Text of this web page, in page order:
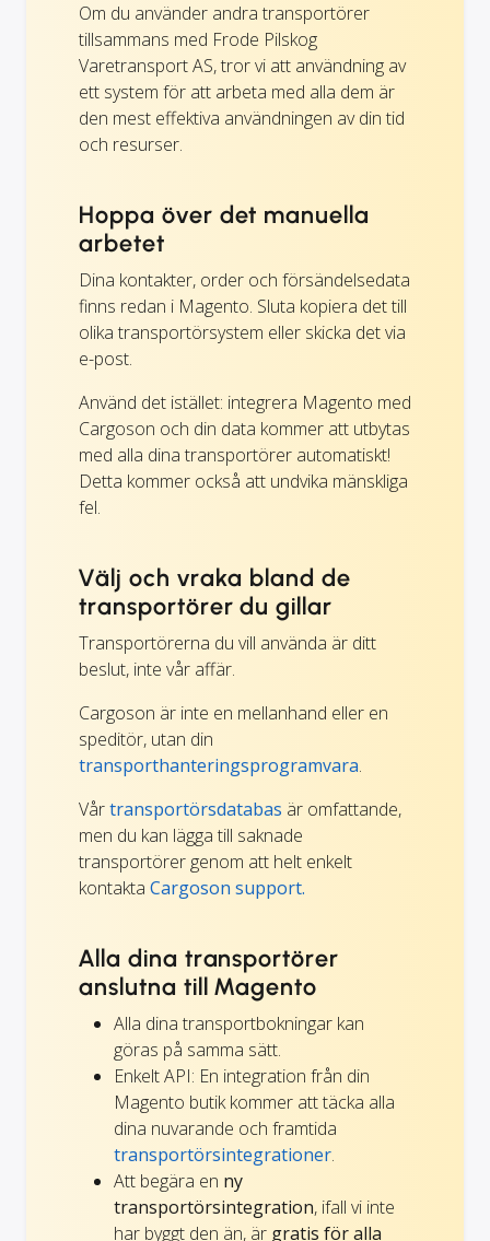
Om du använder andra transportörer
tillsammans med Frode Pilskog
Varetransport AS, tror vi att användning av
ett system för att arbeta med alla dem är
den mest effektiva användningen av din tid
och resurser.
Hoppa över det manuella
arbetet
Dina kontakter, order och försändelsedata
finns redan i Magento. Sluta kopiera det till
olika transportörsystem eller skicka det via
e-post.
Använd det istället: integrera Magento med
Cargoson och din data kommer att utbytas
med alla dina transportörer automatiskt!
Detta kommer också att undvika mänskliga
fel.
Välj och vraka bland de
transportörer du gillar
Transportörerna du vill använda är ditt
beslut, inte vår affär.
Cargoson är inte en mellanhand eller en
speditör, utan din
transporthanteringsprogramvara.
Vårtransportörsdatabas är omfattande,
men du kan lägga till saknade
transportörer genom att helt enkelt
kontakta Cargoson support.
Alla dina transportörer
anslutna till Magento
Alla dina transportbokningar kan
göras på samma sätt.
Enkelt API: En integration från din
Magento butik kommer att täcka alla
dina nuvarande och framtida
transportörsintegrationer.
Att begära en ny
transportörsintegration, ifall vi inte
har byggt den än, är gratis för alla